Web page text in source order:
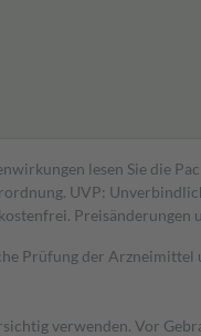
lesen Sie die
UVP:
Prüfung der
verwenden. Vor